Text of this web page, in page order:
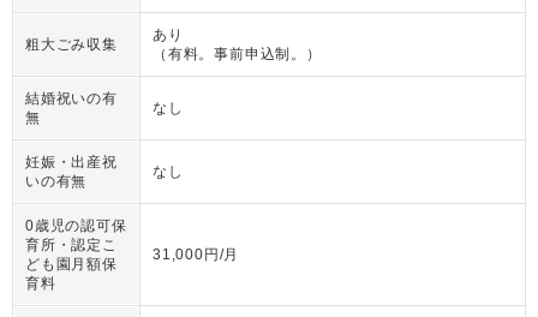
粗大ごみ収集
あり
（ 有料。事前申込制。 ）
結婚祝いの有
無
なし
妊娠・出産祝
いの有無
なし
0歳児の認可保
育所・認定こ
ども園月額保
育料
31,000円/月